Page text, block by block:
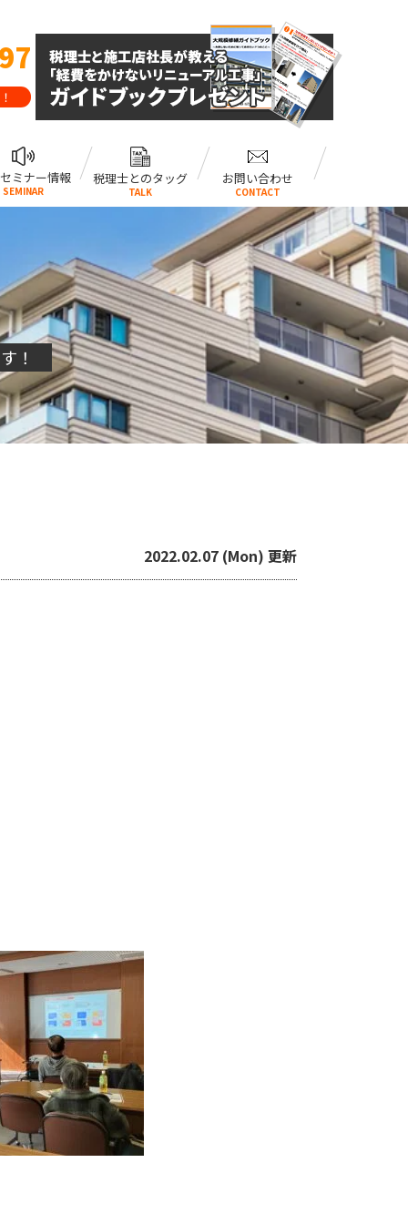
ミナー情報
SEMINAR
税理士とのタッグ
TALK
お問い合わせ
CONTACT
！
2022.02.07 (Mon) 更新